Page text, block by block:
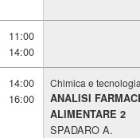
11:00
14:00
14:00
16:00
11:00
14:00
14:00
16:00
Chimica e
ANALISI
ALIMENTARE 2
SPADARO A.